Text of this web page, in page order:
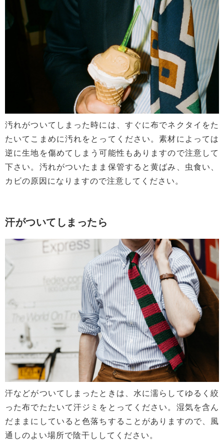
汚れがついてしまった時には、すぐに布でネクタイをた
たいてこまめに汚れをとってください。素材によっては
逆に生地を傷めてしまう可能性もありますので注意して
下さい。汚れがついたまま保管すると黄ばみ、虫食い、
カビの原因になりますので注意してください。
汗がついてしまったら
汗などがついてしまったときは、水に濡らしてゆるく絞
った布でたたいて汗ジミをとってください。湿気を含ん
だままにしていると色落ちすることがありますので、風
通しのよい場所で陰干ししてください。